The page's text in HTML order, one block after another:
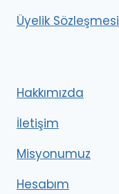
Üyelik Sözleşmesi
Hakkımızda
İletişim
Misyonumuz
Hesabım